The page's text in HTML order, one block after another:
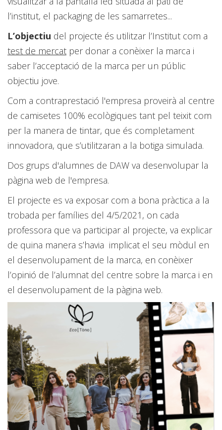
l’institut, el packaging de les samarretes...
L’objectiu del projecte és utilitzar l’Institut com a
test de mercat per donar a conèixer la marca i
saber l’acceptació de la marca per un públic
objectiu jove.
Com a contraprestació l'empresa proveirà al centre
de camisetes 100% ecològiques tant pel teixit com
per la manera de tintar, que és completament
innovadora, que s’utilitzaran a la botiga simulada.
Dos grups d'alumnes de DAW va desenvolupar la
pàgina web de l'empresa.
El projecte es va exposar com a bona pràctica a la
trobada per famílies del 4/5/2021, on cada
professora que va participar al projecte, va explicar
de quina manera s’havia implicat el seu mòdul en
el desenvolupament de la marca, en conèixer
l’opinió de l’alumnat del centre sobre la marca i en
el desenvolupament de la pàgina web.